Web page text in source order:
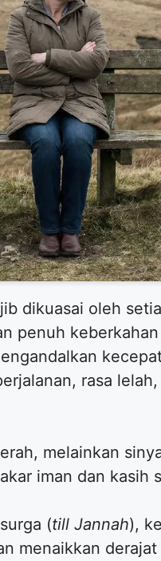
dikuasai oleh
penuh
rasa
melainkan
iman dan kasih
(till Jannah),
menaikkan